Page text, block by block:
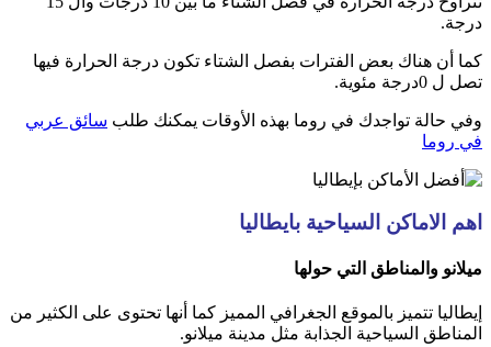
درجة.
كما أن هناك بعض الفترات بفصل الشتاء تكون درجة الحرارة فيها
تصل ل 0درجة مئوية.
وفي حالة تواجدك في روما بهذه الأوقات يمكنك طلب سائق عربي
في روما
اهم الاماكن السياحية بايطاليا
ميلانو والمناطق التي حولها
إيطاليا تتميز بالموقع الجغرافي المميز كما أنها تحتوى على الكثير من
المناطق السياحية الجذابة مثل مدينة ميلانو.